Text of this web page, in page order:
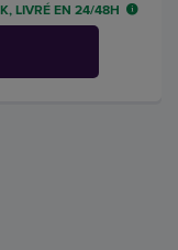
LIVRÉ EN 24/48H